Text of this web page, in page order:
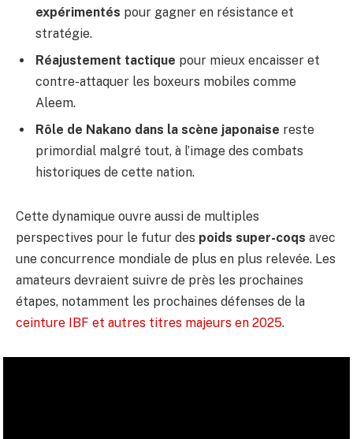
expérimentés pour gagner en résistance et
stratégie.
Réajustement tactique pour mieux encaisser et
contre-attaquer les boxeurs mobiles comme
Aleem.
Rôle de Nakano dans la scène japonaise reste
primordial malgré tout, à l’image des combats
historiques de cette nation.
Cette dynamique ouvre aussi de multiples
perspectives pour le futur des poids super-coqs avec
une concurrence mondiale de plus en plus relevée. Les
amateurs devraient suivre de près les prochaines
étapes, notamment les prochaines défenses de la
ceinture IBF et autres titres majeurs en 2025.